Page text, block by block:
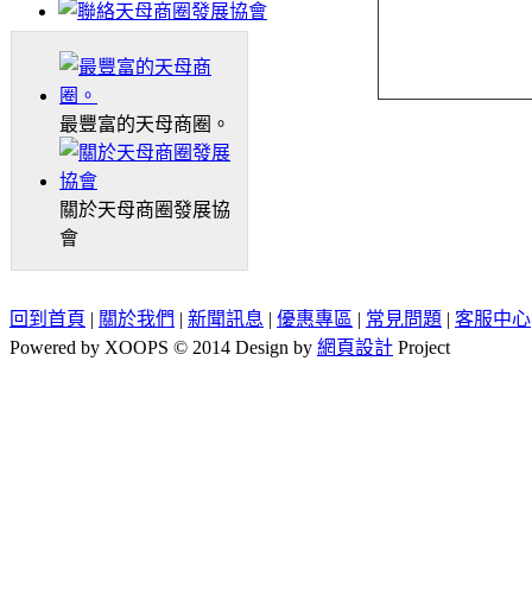
最豐富的天母商圈。
關於天母商圈發展協
會
回到首頁 | 關於我們 | 新聞訊息 | 優惠專區 | 常見問題 | 客服中心
Powered by XOOPS © 2014 Design by 網頁設計 Project